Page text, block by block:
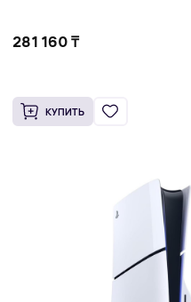
281 160 ₸
КУПИТЬ